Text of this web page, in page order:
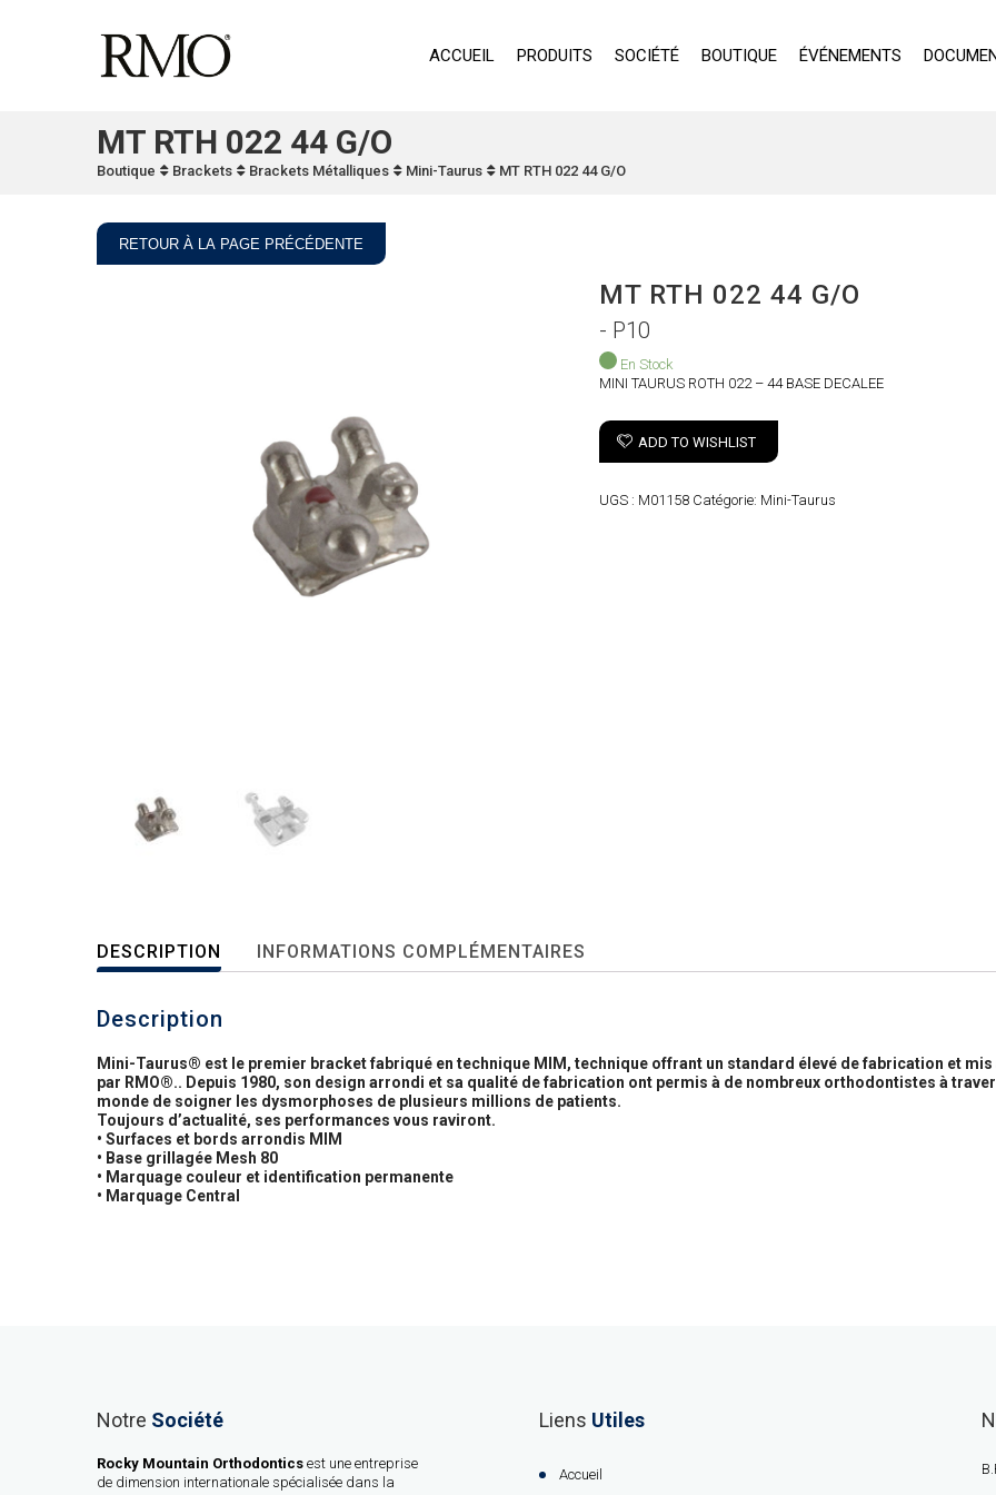
ACCUEIL PRODUITS SOCIÉTÉ BOUTIQUE ÉVÉNEMENTS
MT RTH 022 44 G/O
Boutique Brackets Brackets Métalliques Mini-Taurus MT RTH 022 44 G/O
RETOUR À LA PAGE PRÉCÉDENTE
MT RTH 022 44 G/O
- P10
En Stock
MINI TAURUS ROTH 022 – 44 BASE DECALEE
ADD TO WISHLIST
UGS : M01158 Catégorie: Mini-Taurus
DESCRIPTION INFORMATIONS COMPLÉMENTAIRES
Description
Mini-Taurus® est le premier bracket fabriqué en technique MIM, technique offrant un standard élevé de fabrication et mis
par RMO®.. Depuis 1980, son design arrondi et sa qualité de fabrication ont permis à de nombreux orthodontistes à
monde de soigner les dysmorphoses de plusieurs millions de patients.
Toujours d’actualité, ses performances vous raviront.
• Surfaces et bords arrondis MIM
• Base grillagée Mesh 80
• Marquage couleur et identification permanente
• Marquage Central
Notre Société
Rocky Mountain Orthodontics est une entreprise
de dimension internationale spécialisée dans la
Liens Utiles
Accueil